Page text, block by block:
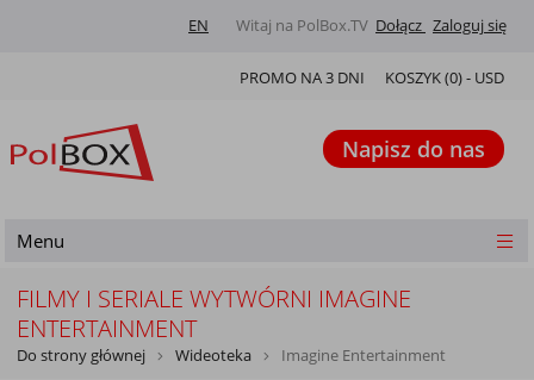
Witaj na PolBox.TV Dołącz Zaloguj się
EN
KOSZYK (0) - USD
PROMO NA 3 DNI
Napisz do nas
Menu
FILMY I SERIALE WYTWÓRNI IMAGINE
ENTERTAINMENT
Do strony głównej Wideoteka Imagine Entertainment